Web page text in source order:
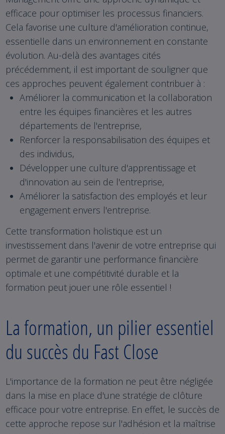
efficace pour optimiser les processus financiers.
Cela favorise une culture d'amélioration continue,
essentielle dans un environnement en constante
évolution. Au-delà des avantages cités
précédemment, il est important de souligner que
ces approches peuvent également contribuer à :
Améliorer la communication et la collaboration
entre les équipes financières et les autres
départements de l'entreprise,
Renforcer la responsabilisation des équipes et
des individus,
Développer une culture d'apprentissage et
d'innovation au sein de l'entreprise,
Améliorer la satisfaction des employés et leur
engagement envers l'entreprise.
Cette transformation holistique est un
investissement dans l'avenir de votre entreprise qui
permet de garantir une performance financière
optimale et une compétitivité durable et la
formation peut jouer une rôle essentiel !
La formation, un pilier essentiel
du succès du Fast Close
L'importance de la formation ne peut être négligée
dans la mise en place d'une stratégie de clôture
efficace pour votre entreprise. En effet, le succès de
cette approche repose sur l'adhésion et la maîtrise